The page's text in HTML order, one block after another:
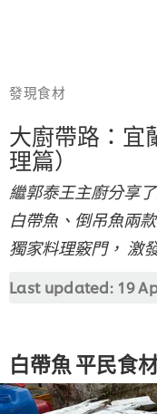
發現食材
大廚帶路：宜
理篇）
繼郭泰王主廚分享
白帶魚、倒吊魚兩
獨家料理竅門， 激
Last updated: 19
白帶魚 平民食